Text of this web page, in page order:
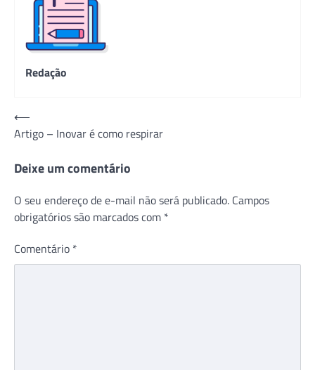
Redação
Navegação
de
Post
⟵
Artigo – Inovar é como respirar
Deixe um comentário
O seu endereço de e-mail não será publicado. Campos
obrigatórios são marcados com *
Comentário *